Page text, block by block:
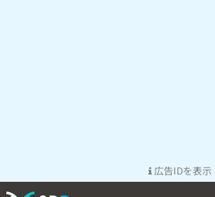
広告IDを表示